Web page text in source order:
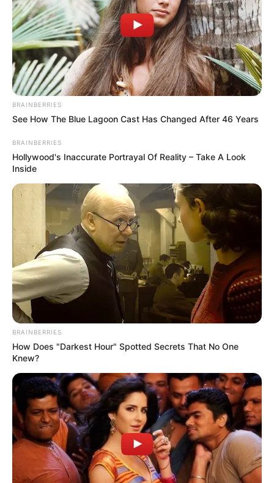
Καλύπτετε θέματα που αφορούν επιδόματα και
παροχές;
+
Το site διαθέτει ενότητα για διεθνή επικαιρότητα; +
Υπάρχει κάλυψη για τον Αθλητισμό; +
Ενημερώνετε για πολιτιστικές εκδηλώσεις και
τέχνες;
+
Αριθμός Πιστοποίησης
242136
Η Επιχείρηση δηλώνει ότι έχει συμμορφωθεί με τη Σύσταση (ΕΕ)
2018/334 της Επιτροπής της 1ης Μαρτίου 2018 σχετικά με τα μέτρα
για την αποτελεσματική αντιμετώπιση του παράνομου
περιεχομένου στο διαδίκτυο (L 63).
BRAINBERRIES
See How The Blue Lagoon Cast Has Changed After 46 Years
BRAINBERRIES
Hollywood's Inaccurate Portrayal Of Reality – Take A Look
Inside
BRAINBERRIES
How Does "Darkest Hour" Spotted Secrets That No One
Knew?